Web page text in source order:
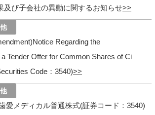
及び子会社の異動に関するお知らせ
Regarding the
Tender Offer for Common Shares of Ci
Code：3540)
愛メディカル普通株式(証券コード：3540)